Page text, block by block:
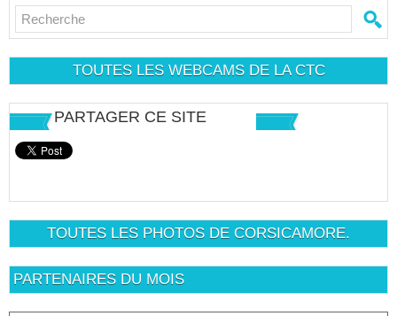
TOUTES LES WEBCAMS DE LA CTC
PARTAGER CE SITE
TOUTES LES PHOTOS DE CORSICAMORE.
PARTENAIRES DU MOIS